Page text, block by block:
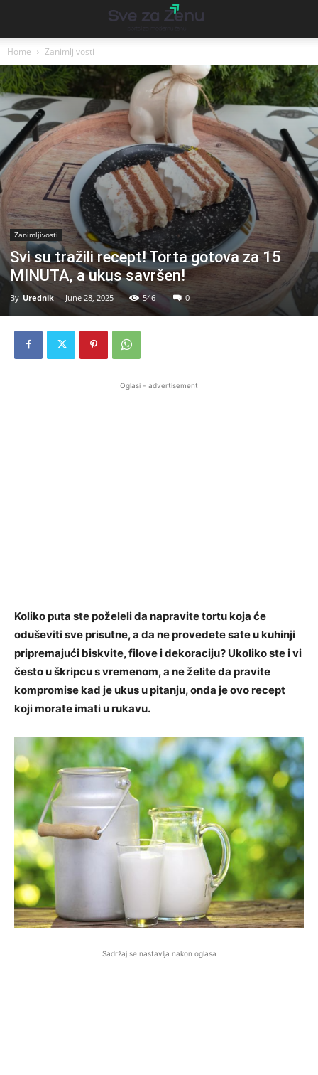
Home Zanimljivosti
Zanimljivosti
Svi su tražili recept! Torta gotova za 15
MINUTA, a ukus savršen!
By Urednik - June 28, 2025 546 0
Oglasi - advertisement
Koliko puta ste poželeli da napravite tortu koja će
oduševiti sve prisutne, a da ne provedete sate u kuhinji
pripremajući biskvite, filove i dekoraciju? Ukoliko ste i vi
često u škripcu s vremenom, a ne želite da pravite
kompromise kad je ukus u pitanju, onda je ovo recept
koji morate imati u rukavu.
Sadržaj se nastavlja nakon oglasa